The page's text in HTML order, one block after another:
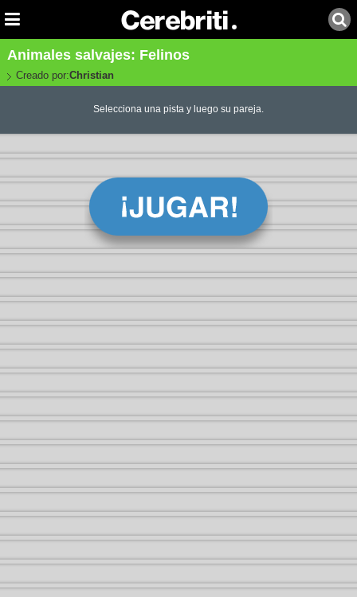
Animales salvajes: Felinos
Creado por:Christian
Selecciona una pista y luego su pareja.